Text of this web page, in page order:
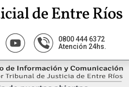
0800 444 6372
Atención 24hs.